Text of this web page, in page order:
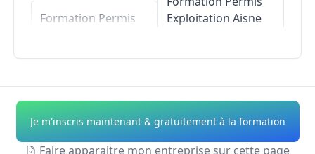
Formation Permis
Formation Permis
Exploitation
Pleugueneuc
Exploitation Aisne
Formation Permis
ExploitationAlpes-
de-Haute-Provence
Je m'inscris maintenant & gratuitement à la formation
Faire apparaitre mon entreprise sur cette page